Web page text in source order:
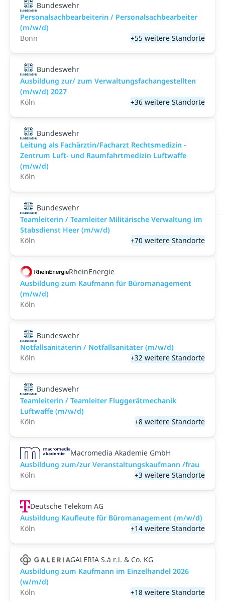
Bundeswehr
Personalsachbearbeiterin / Personalsachbearbeiter
(m/w/d)
Bonn
+55 weitere Standorte
Bundeswehr
Ausbildung zur/ zum Verwaltungsfachangestellten
(m/w/d) 2027
Köln
+36 weitere Standorte
Bundeswehr
Leitung als Fachärztin/Facharzt Rechtsmedizin -
Zentrum Luft- und Raumfahrtmedizin Luftwaffe
(m/w/d)
Köln
Bundeswehr
Teamleiterin / Teamleiter Militärische Verwaltung im
Stabsdienst Heer (m/w/d)
Köln
+70 weitere Standorte
RheinEnergie
Ausbildung zum Kaufmann für Büromanagement
(m/w/d)
Köln
Bundeswehr
Notfallsanitäterin / Notfallsanitäter (m/w/d)
Köln
+32 weitere Standorte
Bundeswehr
Teamleiterin / Teamleiter Fluggerätmechanik
Luftwaffe (m/w/d)
Köln
+8 weitere Standorte
Macromedia Akademie GmbH
Ausbildung zum/zur Veranstaltungs­kaufmann /frau
Köln
+3 weitere Standorte
Deutsche Telekom AG
Ausbildung Kaufleute für Büromanagement (m/w/d)
Köln
+14 weitere Standorte
GALERIA S.à r.l. & Co. KG
Ausbildung zum Kaufmann im Einzelhandel 2026
(w/m/d)
Köln
+18 weitere Standorte